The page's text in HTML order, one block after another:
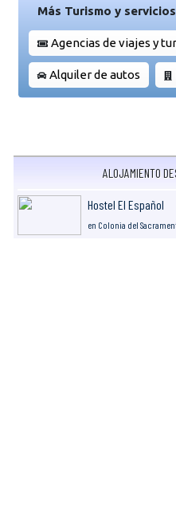
Más Turismo y
Agencias de viajes y
Alquiler de autos
ALOJAMIENTO
Hostel El Español
en Colonia del